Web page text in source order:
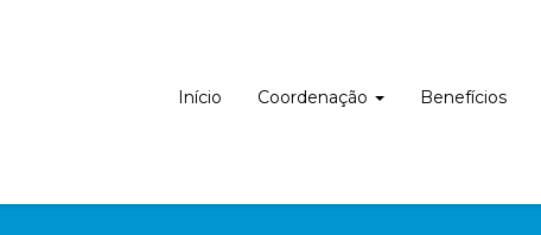
Início Coordenação Benefícios